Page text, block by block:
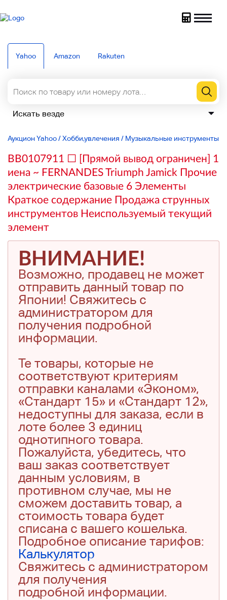
Yahoo Amazon Rakuten
Аукцион Yahoo/Хобби,увлечения / Музыкальные инструменты
BB0107911 □ [Прямой вывод ограничен] 1
иена ~ FERNANDES Triumph Jamick Прочие
электрические базовые 6 Элементы
Краткое содержание Продажа струнных
инструментов Неиспользуемый текущий
элемент
ВНИМАНИЕ!
Возможно, продавец не может
отправить данный товар по
Японии! Свяжитесь с
администратором для
получения подробной
информации.
Те товары, которые не
соответствуют критериям
отправки каналами «Эконом»,
«Стандарт 15» и «Стандарт 12»,
недоступны для заказа, если в
лоте более 3 единиц
однотипного товара.
Пожалуйста, убедитесь, что
ваш заказ соответствует
данным условиям, в
противном случае, мы не
сможем доставить товар, а
стоимость товара будет
списана с вашего кошелька.
Подробное описание тарифов:
Калькулятор
Свяжитесь с администратором
для получения
подробной информации.